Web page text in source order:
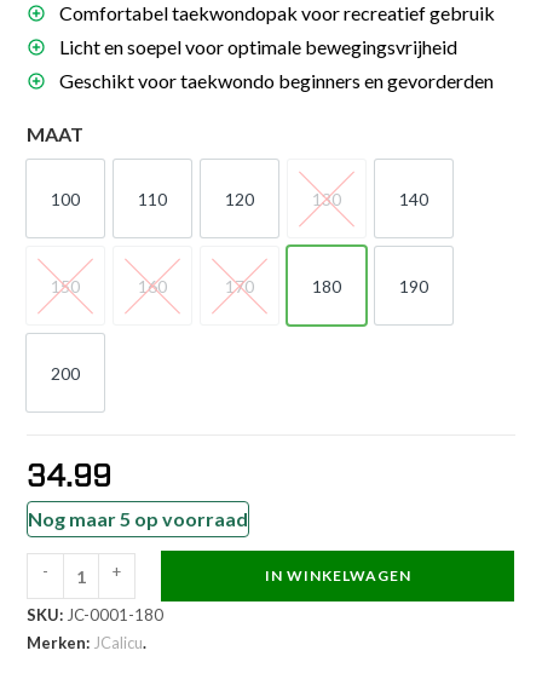
Comfortabel taekwondopak voor recreatief gebruik
Licht en soepel voor optimale bewegingsvrijheid
Geschikt voor taekwondo beginners en gevorderden
MAAT
100
100
110
110
120
120
130
130
140
140
150
150
160
160
170
170
180
180
190
190
200
200
34.99
Nog maar 5 op voorraad
JCalicu
Taekwondopak
-
- + IN WINKELWAGEN
SKU: JC-0001-180
Merken: JCalicu.